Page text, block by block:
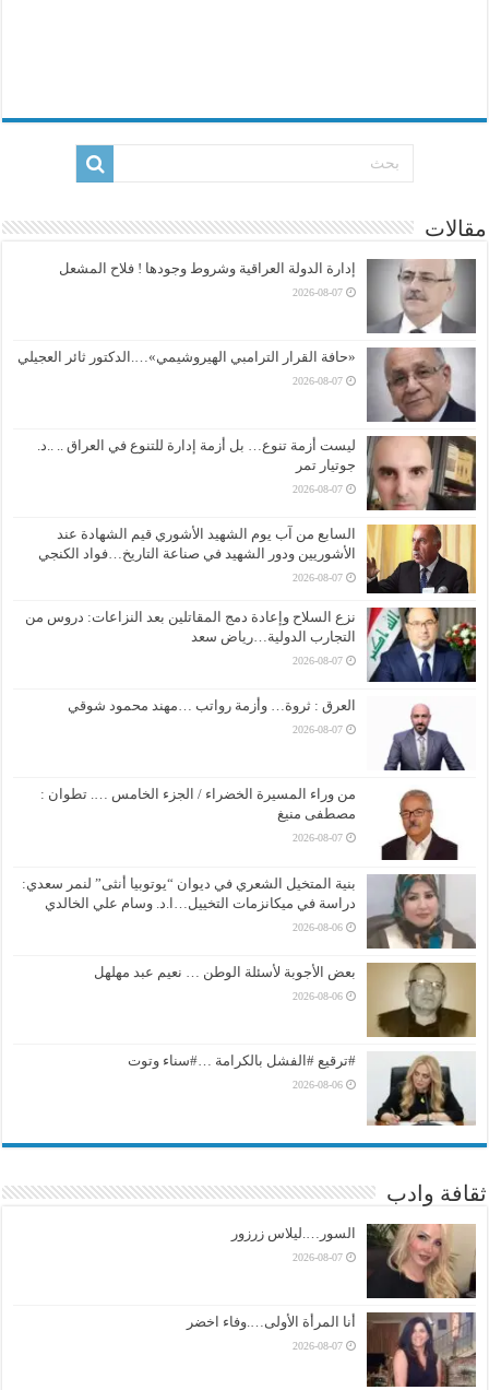
مقالات
إدارة الدولة العراقية وشروط وجودها ! فلاح المشعل
2026-08-07
«حافة القرار الترامبي الهيروشيمي»….الدكتور ثائر العجيلي
2026-08-07
ليست أزمة تنوع… بل أزمة إدارة للتنوع في العراق .. ..د.
جوتيار تمر
2026-08-07
السابع من آب يوم الشهيد الأشوري قيم الشهادة عند
الأشوريين ودور الشهيد في صناعة التاريخ…فواد الكنجي
2026-08-07
نزع السلاح وإعادة دمج المقاتلين بعد النزاعات: دروس من
التجارب الدولية…رياض سعد
2026-08-07
العرق : ثروة… وأزمة رواتب …مهند محمود شوقي
2026-08-07
من وراء المسيرة الخضراء / الجزء الخامس …. تطوان :
مصطفى منيغ
2026-08-07
بنية المتخيل الشعري في ديوان “يوتوبيا أنثى” لنمر سعدي:
دراسة في ميكانزمات التخييل…ا.د. وسام علي الخالدي
2026-08-06
بعض الأجوبة لأسئلة الوطن … نعيم عبد مهلهل
2026-08-06
#ترقيع #الفشل بالكرامة …#سناء وتوت
2026-08-06
ثقافة وادب
السور….ليلاس زرزور
2026-08-07
أنا المرأة الأولى….وفاء اخضر
2026-08-07